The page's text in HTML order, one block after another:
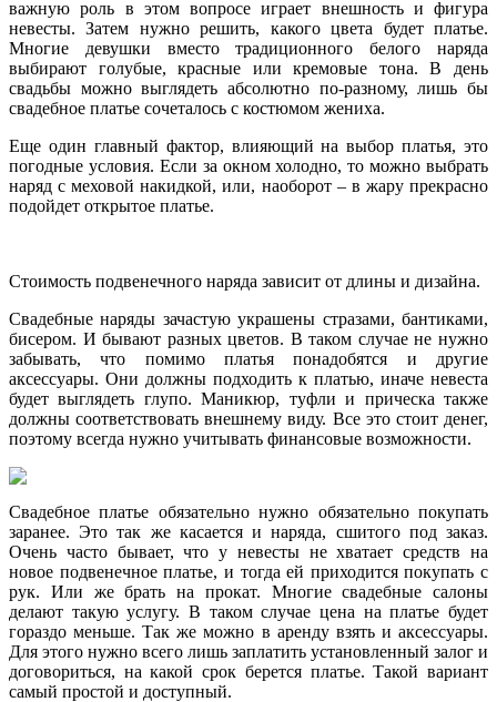
важную роль в этом вопросе играет внешность и фигура
невесты. Затем нужно решить, какого цвета будет платье.
Многие девушки вместо традиционного белого наряда
выбирают голубые, красные или кремовые тона. В день
свадьбы можно выглядеть абсолютно по-разному, лишь бы
свадебное платье сочеталось с костюмом жениха.
Еще один главный фактор, влияющий на выбор платья, это
погодные условия. Если за окном холодно, то можно выбрать
наряд с меховой накидкой, или, наоборот – в жару прекрасно
подойдет открытое платье.
Стоимость подвенечного наряда зависит от длины и дизайна.
Свадебные наряды зачастую украшены стразами, бантиками,
бисером. И бывают разных цветов. В таком случае не нужно
забывать, что помимо платья понадобятся и другие
аксессуары. Они должны подходить к платью, иначе невеста
будет выглядеть глупо. Маникюр, туфли и прическа также
должны соответствовать внешнему виду. Все это стоит денег,
поэтому всегда нужно учитывать финансовые возможности.
Свадебное платье обязательно нужно обязательно покупать
заранее. Это так же касается и наряда, сшитого под заказ.
Очень часто бывает, что у невесты не хватает средств на
новое подвенечное платье, и тогда ей приходится покупать с
рук. Или же брать на прокат. Многие свадебные салоны
делают такую услугу. В таком случае цена на платье будет
гораздо меньше. Так же можно в аренду взять и аксессуары.
Для этого нужно всего лишь заплатить установленный залог и
договориться, на какой срок берется платье. Такой вариант
самый простой и доступный.